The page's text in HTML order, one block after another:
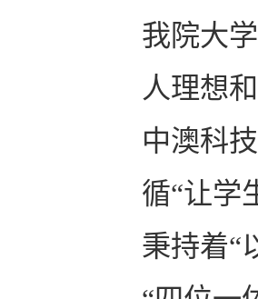
我院大
人理想
中澳科
循“让学
秉持着“